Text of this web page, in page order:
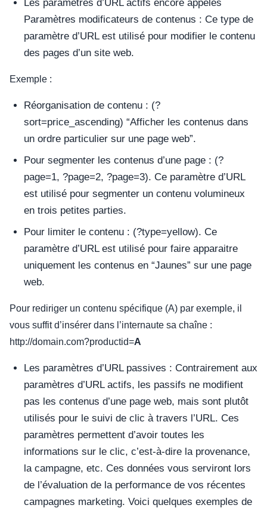
Les paramètres d’URL actifs encore appelés
Paramètres modificateurs de contenus : Ce type de
paramètre d’URL est utilisé pour modifier le contenu
des pages d’un site web.
Exemple :
Réorganisation de contenu : (?
sort=price_ascending) “Afficher les contenus dans
un ordre particulier sur une page web”.
Pour segmenter les contenus d’une page : (?
page=1, ?page=2, ?page=3). Ce paramètre d’URL
est utilisé pour segmenter un contenu volumineux
en trois petites parties.
Pour limiter le contenu : (?type=yellow). Ce
paramètre d’URL est utilisé pour faire apparaitre
uniquement les contenus en “Jaunes” sur une page
web.
Pour rediriger un contenu spécifique (A) par exemple, il
vous suffit d’insérer dans l’internaute sa chaîne :
http://domain.com?productid=A
Les paramètres d’URL passives : Contrairement aux
paramètres d’URL actifs, les passifs ne modifient
pas les contenus d’une page web, mais sont plutôt
utilisés pour le suivi de clic à travers l’URL. Ces
paramètres permettent d’avoir toutes les
informations sur le clic, c’est-à-dire la provenance,
la campagne, etc. Ces données vous serviront lors
de l’évaluation de la performance de vos récentes
campagnes marketing. Voici quelques exemples de